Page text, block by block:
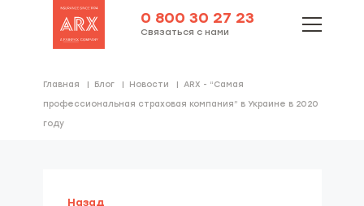
0 800 30 27 23
Связаться с нами
Главная Блог Новости
ARX - “Самая
профессиональная страховая компания” в Украине в 2020
году
Назад